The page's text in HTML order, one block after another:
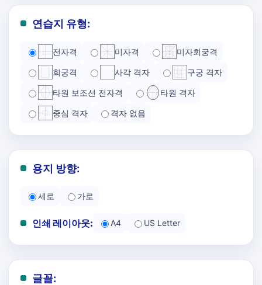
연습지 유형:
전자격 미자격 미자회궁격
회궁격 사각 격자 구궁 격자
타원 보조선 전자격 타원 격자
중심 격자 격자 없음
용지 방향:
세로 가로
인쇄 레이아웃: A4 US Letter
글꼴: